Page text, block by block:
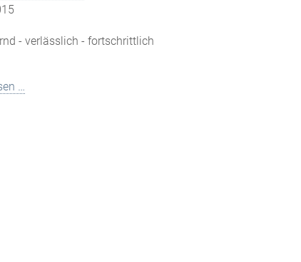
- verlässlich - fortschrittlich
…